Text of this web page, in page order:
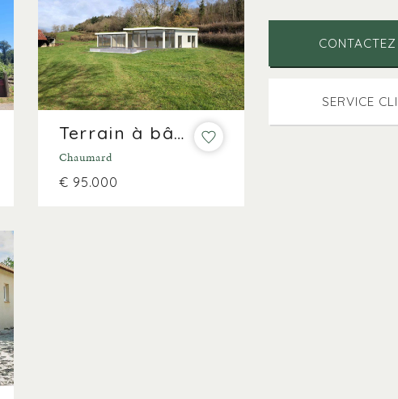
SERVICE
Terrain à bâtir spacieux (3 400 m²) au bord du lac de Pannecière
Chaumard
€ 95.000